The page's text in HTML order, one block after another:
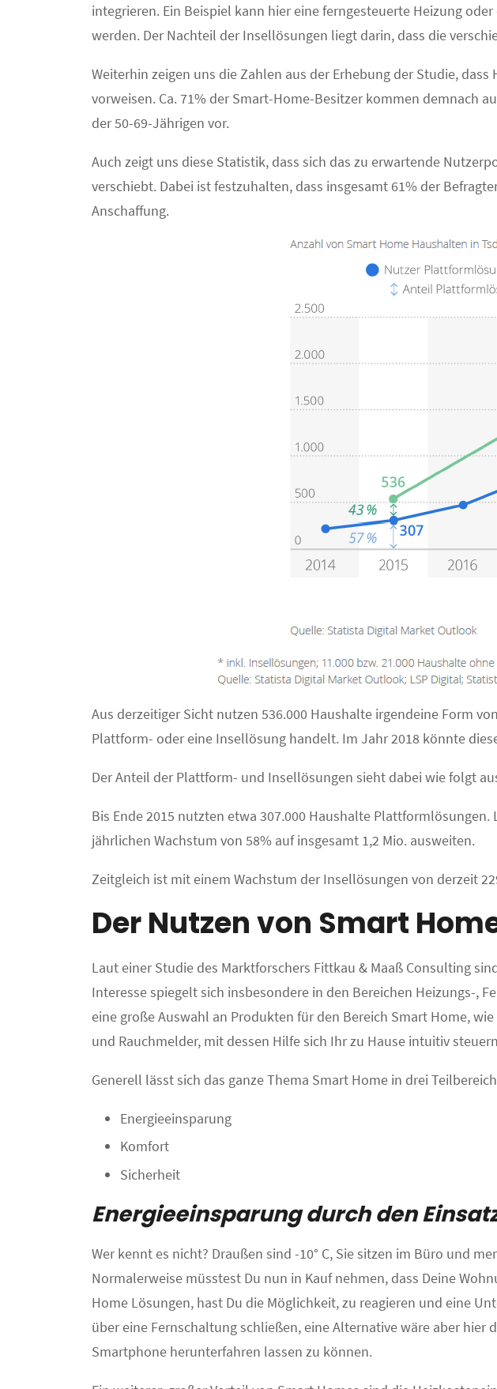
integrieren. Ein Beispiel kann hier eine ferngesteuerte Heizung
werden. Der Nachteil der Insellösungen liegt darin, dass die
Weiterhin zeigen uns die Zahlen aus der Erhebung der Studie,
vorweisen. Ca. 71% der Smart-Home-Besitzer kommen demnach
der 50-69-Jährigen vor.
Auch zeigt uns diese Statistik, dass sich das zu erwartende
verschiebt. Dabei ist festzuhalten, dass insgesamt 61% der
Anschaffung.
Aus derzeitiger Sicht nutzen 536.000 Haushalte irgendeine Form
Plattform- oder eine Insellösung handelt. Im Jahr 2018 könnte
Der Anteil der Plattform- und Insellösungen sieht dabei wie folgt
Bis Ende 2015 nutzten etwa 307.000 Haushalte
jährlichen Wachstum von 58% auf insgesamt 1,2 Mio. ausweiten.
Zeitgleich ist mit einem Wachstum der Insellösungen von derzeit
Der Nutzen von Smart
Laut einer Studie des Marktforschers Fittkau & Maaß Consulting
Interesse spiegelt sich insbesondere in den Bereichen Heizungs-,
eine große Auswahl an Produkten für den Bereich Smart Home,
und Rauchmelder, mit dessen Hilfe sich Ihr zu Hause intuitiv
Generell lässt sich das ganze Thema Smart Home in drei
Energieeinsparung
Komfort
Sicherheit
Energieeinsparung durch den
Wer kennt es nicht? Draußen sind -10° C, Sie sitzen im Büro und
Normalerweise müsstest Du nun in Kauf nehmen, dass Deine
Home Lösungen, hast Du die Möglichkeit, zu reagieren und eine
über eine Fernschaltung schließen, eine Alternative wäre aber
Smartphone herunterfahren lassen zu können.